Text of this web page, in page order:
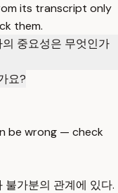
its transcript only
them.
중요성은 무엇인가
요?
be wrong — check
가분의 관계에 있다.